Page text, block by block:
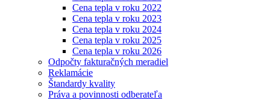
Cena tepla v roku 2022
Cena tepla v roku 2023
Cena tepla v roku 2024
Cena tepla v roku 2025
Cena tepla v roku 2026
Odpočty fakturačných meradiel
Reklamácie
Štandardy kvality
Práva a povinnosti odberateľa